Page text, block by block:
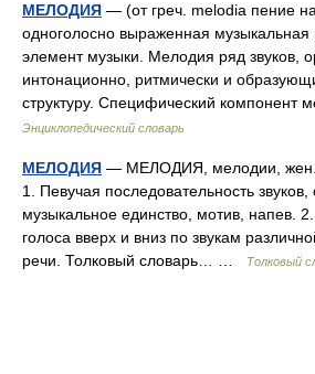
МЕЛОДИЯ — (от греч. melodia пение
одноголосно выраженная
элемент музыки. Мелодия ряд звуков,
интонационно, ритмически и
структуру. Специфический
Энциклопедический словарь
МЕЛОДИЯ — МЕЛОДИЯ, мелодии, жен.
1. Певучая последовательность
музыкальное единство, мотив, напев.
голоса вверх и вниз по звукам
речи. Толковый словарь… …
Толковый